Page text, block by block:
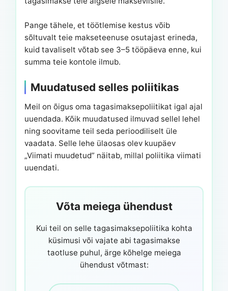
Pange tähele, et töötlemise kestus võib
sõltuvalt teie makseteenuse osutajast erineda,
kuid tavaliselt võtab see 3–5 tööpäeva enne, kui
summa teie kontole ilmub.
Muudatused selles poliitikas
Meil on õigus oma tagasimaksepoliitikat igal ajal
uuendada. Kõik muudatused ilmuvad sellel lehel
ning soovitame teil seda perioodiliselt üle
vaadata. Selle lehe ülaosas olev kuupäev
„Viimati muudetud” näitab, millal poliitika viimati
uuendati.
Võta meiega ühendust
Kui teil on selle tagasimaksepoliitika kohta
küsimusi või vajate abi tagasimakse
taotluse puhul, ärge kõhelge meiega
ühendust võtmast: